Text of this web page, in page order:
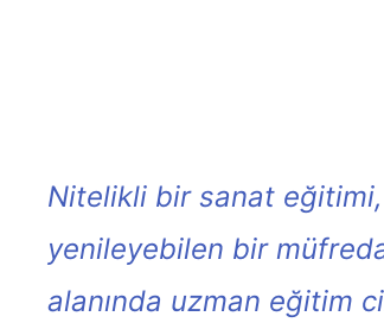
Nitelikli bir sanat eğitimi,
yenileyebilen bir
alanında uzman eğitim